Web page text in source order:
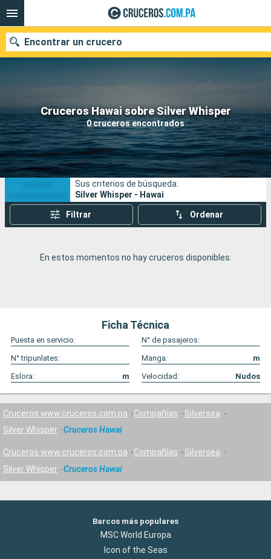
Cruceros Hawai sobre Silver Whisper
0 cruceros encontrados
Encontrar un crucero
Nuestros destinos
Fecha de salida
Puertos Compañías
Buscar
Sus criterios de búsqueda:
Silver Whisper - Hawai
Filtrar Ordenar
En estos momentos no hay cruceros disponibles.
Ficha Técnica
Puesta en servicio:
N° de pasajeros:
N° tripunlates:
Manga:
m
Eslora:
m Velocidad: Nudos
Cruceros www.cruceros.com.pa Compañías
Silversea
Silver Whisper
Cruceros Hawai
Cruceros www.cruceros.com.pa Compañías
Silversea
Silver Whisper
Cruceros Hawai
Barcos más populares
MSC World Europa
Icon of the Seas